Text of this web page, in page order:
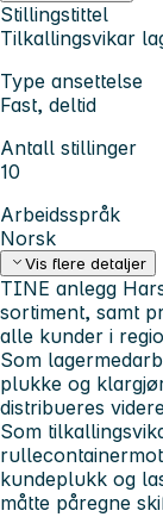
Stillingstittel
Tilkallingsvikar
Type ansettelse
Fast, deltid
Antall stillinger
10
Arbeidsspråk
Norsk
Vis flere detaljer
TINE anlegg
sortiment, samt
alle kunder i
Som
plukke og
distribueres
Som
kundeplukk og
måtte påregne